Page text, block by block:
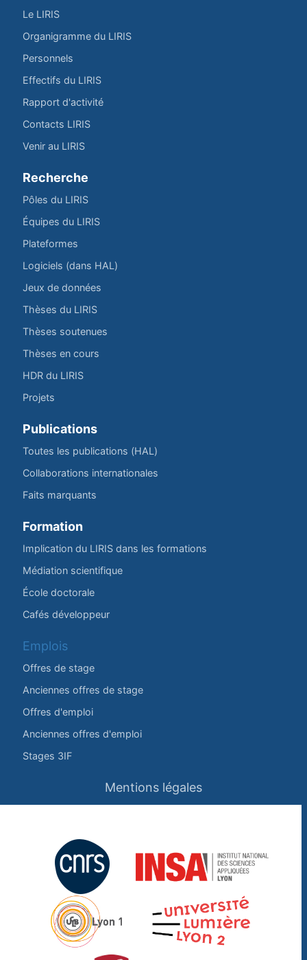
Le LIRIS
Organigramme du LIRIS
Personnels
Effectifs du LIRIS
Rapport d'activité
Contacts LIRIS
Venir au LIRIS
Recherche
Pôles du LIRIS
Équipes du LIRIS
Plateformes
Logiciels (dans HAL)
Jeux de données
Thèses du LIRIS
Thèses soutenues
Thèses en cours
HDR du LIRIS
Projets
Publications
Toutes les publications (HAL)
Collaborations internationales
Faits marquants
Formation
Implication du LIRIS dans les formations
Médiation scientifique
École doctorale
Cafés développeur
Emplois
Offres de stage
Anciennes offres de stage
Offres d'emploi
Anciennes offres d'emploi
Stages 3IF
Mentions légales